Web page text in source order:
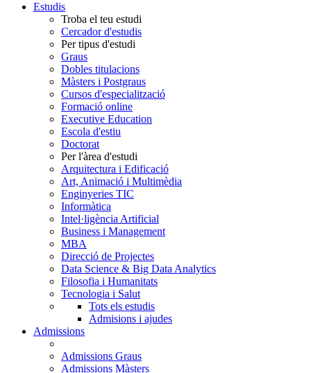
Estudis
Troba el teu estudi
Cercador d'estudis
Per tipus d'estudi
Graus
Dobles titulacions
Màsters i Postgraus
Cursos d'especialització
Formació online
Executive Education
Escola d'estiu
Doctorat
Per l'àrea d'estudi
Arquitectura i Edificació
Art, Animació i Multimèdia
Enginyeries TIC
Informàtica
Intel·ligència Artificial
Business i Management
MBA
Direcció de Projectes
Data Science & Big Data Analytics
Filosofia i Humanitats
Tecnologia i Salut
Tots els estudis
Admisions i ajudes
Admissions
Admissions Graus
Admissions Màsters